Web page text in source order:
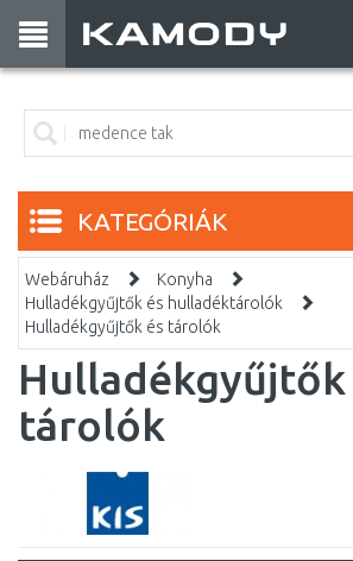
KATEGÓRIÁK
Webáruház
Konyha
Hulladékgyűjtők és hulladéktárolók
Hulladékgyűjtők és tárolók
Hulladékgyűjtők
tárolók